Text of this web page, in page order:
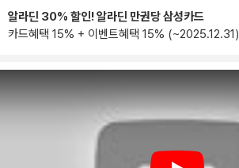
알라딘 30% 할인! 알라딘 만권당 삼성카드
카드혜택 15% + 이벤트혜택 15% (~2025.12.31)